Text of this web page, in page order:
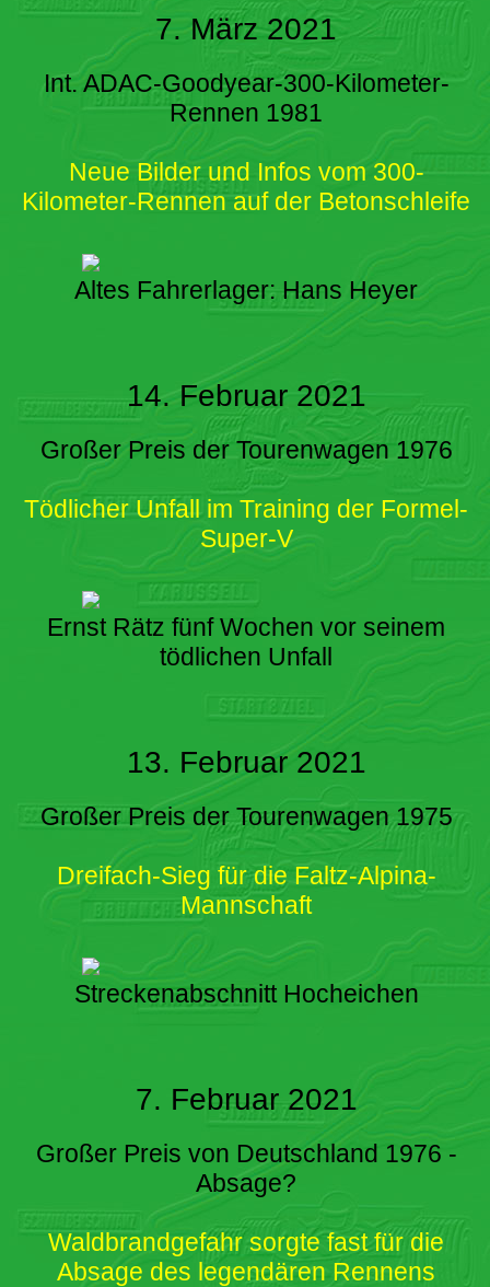
7. März 2021
Int. ADAC-Goodyear-300-Kilometer-
Rennen 1981
Neue Bilder und Infos vom 300-
Kilometer-Rennen auf der Betonschleife
Altes Fahrerlager: Hans Heyer
14. Februar 2021
Großer Preis der Tourenwagen 1976
Tödlicher Unfall im Training der Formel-
Super-V
Ernst Rätz fünf Wochen vor seinem
tödlichen Unfall
13. Februar 2021
Großer Preis der Tourenwagen 1975
Dreifach-Sieg für die Faltz-Alpina-
Mannschaft
Streckenabschnitt Hocheichen
7. Februar 2021
Großer Preis von Deutschland 1976 -
Absage?
Waldbrandgefahr sorgte fast für die
Absage des legendären Rennens